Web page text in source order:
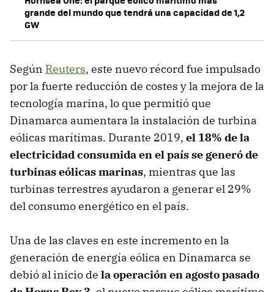
grande del mundo que tendrá una capacidad de 1,2
GW
Según Reuters, este nuevo récord fue impulsado
por la fuerte reducción de costes y la mejora de la
tecnología marina, lo que permitió que
Dinamarca aumentara la instalación de turbina
eólicas marítimas. Durante 2019, el 18% de la
electricidad consumida en el país se generó de
turbinas eólicas marinas, mientras que las
turbinas terrestres ayudaron a generar el 29%
del consumo energético en el país.
Una de las claves en este incremento en la
generación de energía eólica en Dinamarca se
debió al inicio de la operación en agosto pasado